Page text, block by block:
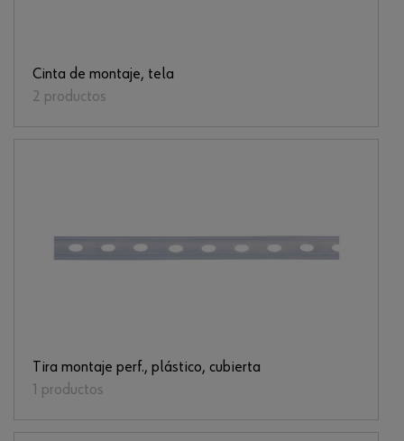
Cinta de montaje, tela
2 productos
Tira montaje perf., plástico, cubierta
1 productos